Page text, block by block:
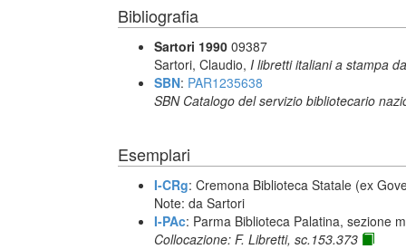
Bibliografia
Sartori 1990 09387
Sartori, Claudio, I libretti italiani a stampa
SBN: PAR1235638
SBN Catalogo del servizio bibliotecario
Esemplari
I-CRg: Cremona Biblioteca Statale (ex
Note: da Sartori
I-PAc: Parma Biblioteca Palatina, sezione
Collocazione: F. Libretti, sc.153.373